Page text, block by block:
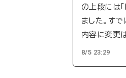
の上段には
ました。す
内容に変更
8/5 23:29